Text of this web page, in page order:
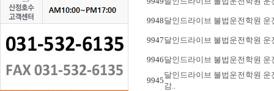
9948달인드라이브 불법운전학원
9947달인드라이브 불법운전학원
9946달인드라이브 불법운전학원
9945
달인드라이브 불법운전학원
감..